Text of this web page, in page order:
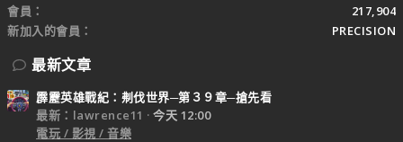
會員
217,904
新加入的會員
PRECISION
最新文章
霹靂英雄戰紀：刜伐世界─第３９章─搶先看
最新：lawrence11
今天 12:00
電玩 / 影視 / 音樂